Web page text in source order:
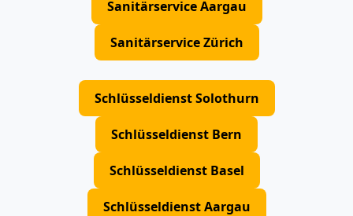
Sanitärservice Aargau
Sanitärservice Zürich
Schlüsseldienst Solothurn
Schlüsseldienst Bern
Schlüsseldienst Basel
Schlüsseldienst Aargau